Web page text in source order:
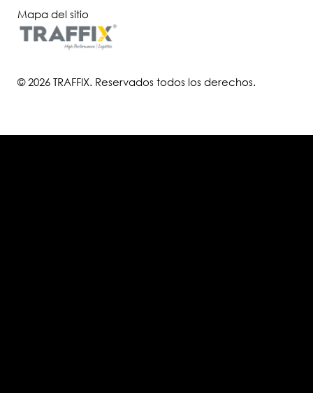
© 2026 TRAFFIX. Reservados todos los derechos.
Mapa del sitio